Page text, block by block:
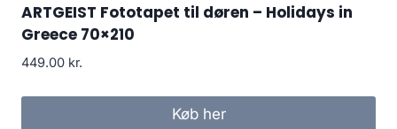
ARTGEIST Fototapet til døren – Holidays in
Greece 70×210
449.00 kr.
Køb her